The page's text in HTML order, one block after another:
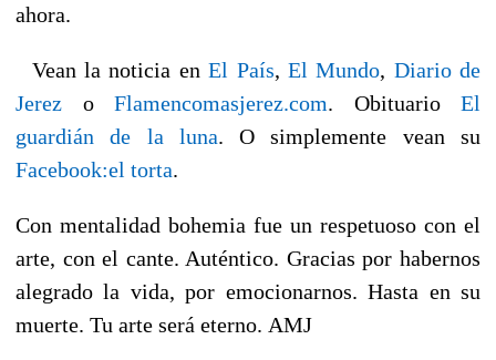
ahora.
Vean la noticia enEl País, El Mundo, Diario de
Jerez o Flamencomasjerez.com. Obituario El
guardián de la luna. O simplemente vean su
Facebook:el torta.
Con mentalidad bohemia fue un respetuoso con el
arte, con el cante. Auténtico. Gracias por habernos
alegrado la vida, por emocionarnos. Hasta en su
muerte. Tu arte será eterno. AMJ